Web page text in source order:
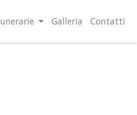
Galleria Contatti
Chiudendo questo banner,
informazioni OK